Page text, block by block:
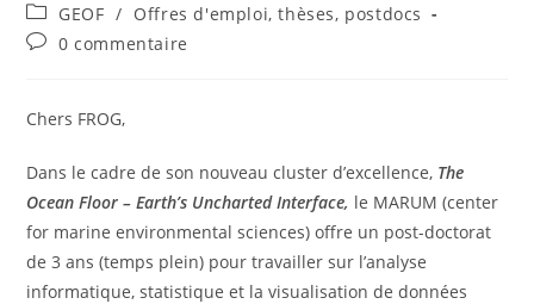
GEOF / Offres d'emploi, thèses, postdocs
0 commentaire
Chers FROG,
Dans le cadre de son nouveau cluster d’excellence, The
Ocean Floor – Earth’s Uncharted Interface, le MARUM (center
for marine environmental sciences) offre un post-doctorat
de 3 ans (temps plein) pour travailler sur l’analyse
informatique, statistique et la visualisation de données